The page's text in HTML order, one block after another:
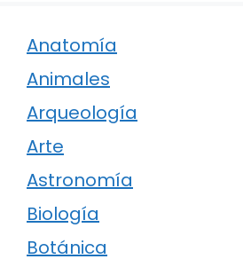
Anatomía
Animales
Arqueología
Arte
Astronomía
Biología
Botánica